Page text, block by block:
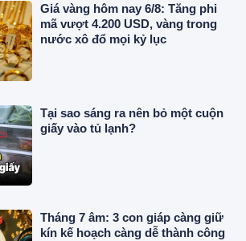
Giá vàng hôm nay 6/8: Tăng phi
mã vượt 4.200 USD, vàng trong
nước xô đổ mọi kỷ lục
Tại sao sáng ra nên bỏ một cuộn
giấy vào tủ lạnh?
Tháng 7 âm: 3 con giáp càng giữ
kín kế hoạch càng dễ thành công